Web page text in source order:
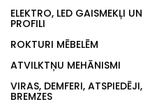
ELEKTRO, LED GAISMEKĻI UN
PROFILI
ROKTURI MĒBELĒM
ATVILKTŅU MEHĀNISMI
VIRAS, DEMFERI, ATSPIEDĒJI,
BREMZES